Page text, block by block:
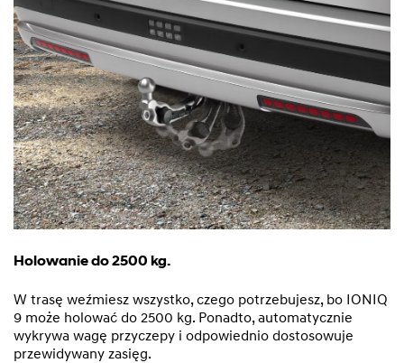
Holowanie do 2500 kg.
W trasę weźmiesz wszystko, czego potrzebujesz, bo IONIQ
9 może holować do 2500 kg. Ponadto, automatycznie
wykrywa wagę przyczepy i odpowiednio dostosowuje
przewidywany zasięg.